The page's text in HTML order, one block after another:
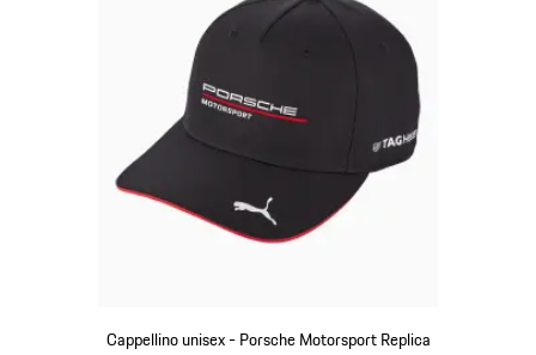
Cappellino unisex - Porsche Motorsport Replica